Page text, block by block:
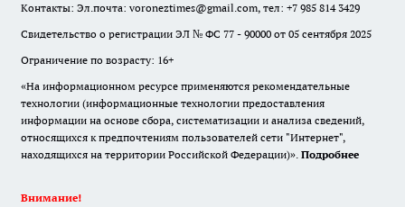
Контакты: Эл.почта: voroneztimes@gmail.com, тел: +7 985 814 3429
Свидетельство о регистрации ЭЛ № ФС 77 - 90000 от 05 сентября 2025
Ограничение по возрасту: 16+
«На информационном ресурсе применяются рекомендательные
технологии (информационные технологии предоставления
информации на основе сбора, систематизации и анализа сведений,
относящихся к предпочтениям пользователей сети "Интернет",
находящихся на территории Российской Федерации)». Подробнее
Внимание!